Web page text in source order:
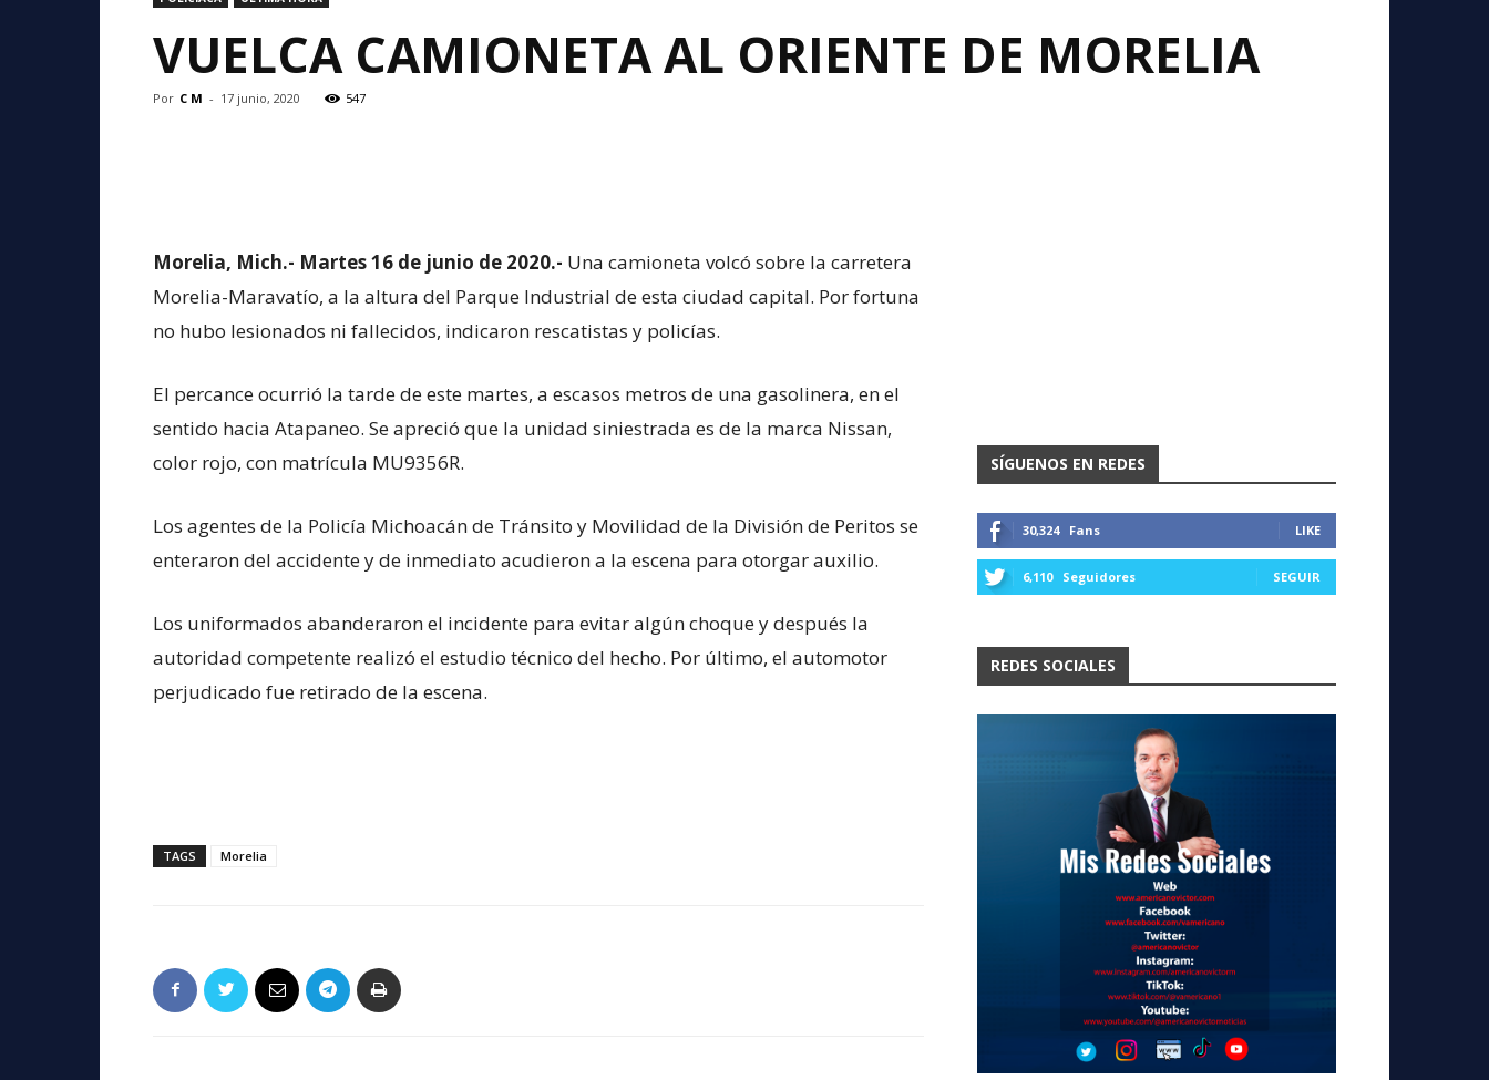
VUELCA CAMIONETA AL ORIENTE DE MORELIA
Por C M - 17 junio, 2020 547
Morelia, Mich.- Martes 16 de junio de 2020.- Una camioneta volcó sobre la carretera
Morelia-Maravatío, a la altura del Parque Industrial de esta ciudad capital. Por fortuna
no hubo lesionados ni fallecidos, indicaron rescatistas y policías.
El percance ocurrió la tarde de este martes, a escasos metros de una gasolinera, en el
sentido hacia Atapaneo. Se apreció que la unidad siniestrada es de la marca Nissan,
color rojo, con matrícula MU9356R.
Los agentes de la Policía Michoacán de Tránsito y Movilidad de la División de Peritos se
enteraron del accidente y de inmediato acudieron a la escena para otorgar auxilio.
Los uniformados abanderaron el incidente para evitar algún choque y después la
autoridad competente realizó el estudio técnico del hecho. Por último, el automotor
perjudicado fue retirado de la escena.
TAGS Morelia
SÍGUENOS EN REDES
30,324 Fans LIKE
6,110 Seguidores SEGUIR
REDES SOCIALES